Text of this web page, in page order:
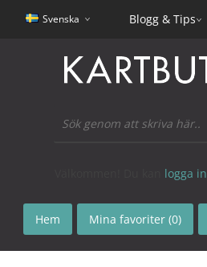
Svenska Blogg & Tips
logga in
Hem Mina favoriter (0)